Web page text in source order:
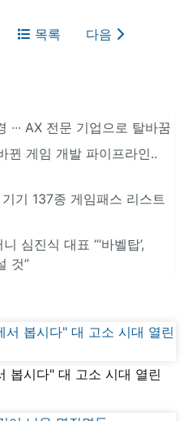
목록 다음
∙∙∙ AX 전문 기업으로 탈바꿈
뀐 게임 개발 파이프라인..
기 137종 게임패스 리스트
심진식 대표 “‘바벨탑’,
것”
봅시다" 대 고소 시대 열린